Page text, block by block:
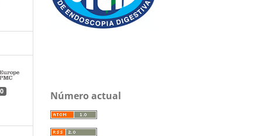
0 Número actual